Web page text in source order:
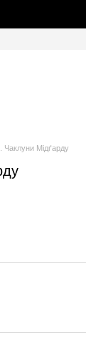
Чаклуни Мідґарду